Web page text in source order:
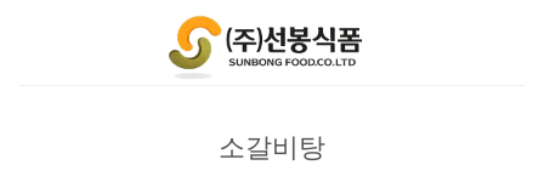
소갈비탕